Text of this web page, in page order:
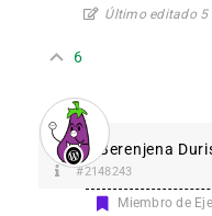
Último editado 5
6
Berenjena
#2148243
Miembro de